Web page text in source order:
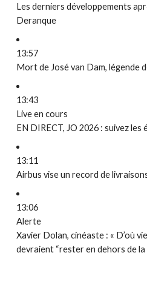
Les derniers développements
Deranque
13:57
Mort de José van Dam, légende
13:43
Live en cours
EN DIRECT, JO 2026 : suivez
13:11
Airbus vise un record de
13:06
Alerte
Xavier Dolan, cinéaste : « D’où
devraient “rester en dehors de la